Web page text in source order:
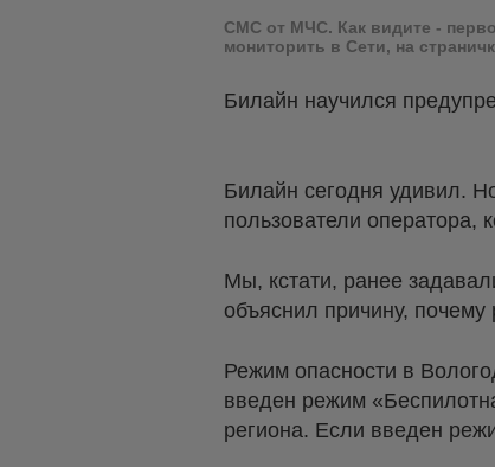
СМС от МЧС. Как видите -
мониторить в Сети, на
Билайн научился
Билайн сегодня удивил.
пользователи
Мы, кстати, ранее
объяснил причину,
Режим опасности в
введен режим
региона. Если введен